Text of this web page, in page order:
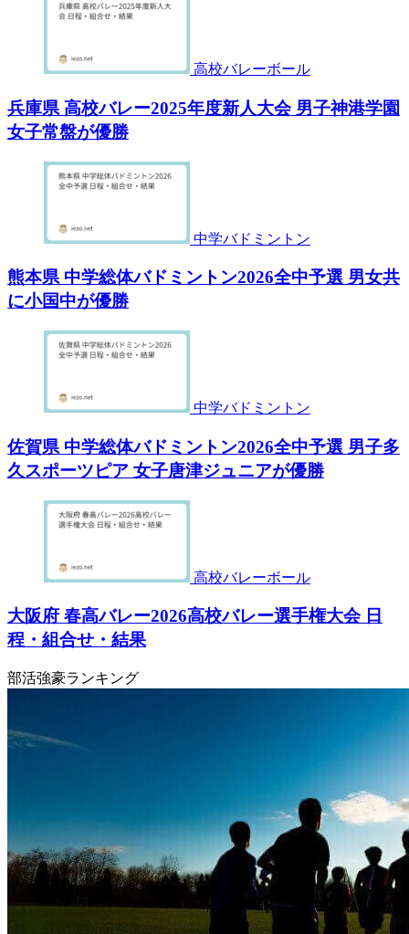
高校バレーボール
兵庫県 高校バレー2025年度新人大会 男子神港学園
女子常盤が優勝
中学バドミントン
熊本県 中学総体バドミントン2026全中予選 男女共
に小国中が優勝
中学バドミントン
佐賀県 中学総体バドミントン2026全中予選 男子多
久スポーツピア 女子唐津ジュニアが優勝
高校バレーボール
大阪府 春高バレー2026高校バレー選手権大会 日
程・組合せ・結果
部活強豪ランキング